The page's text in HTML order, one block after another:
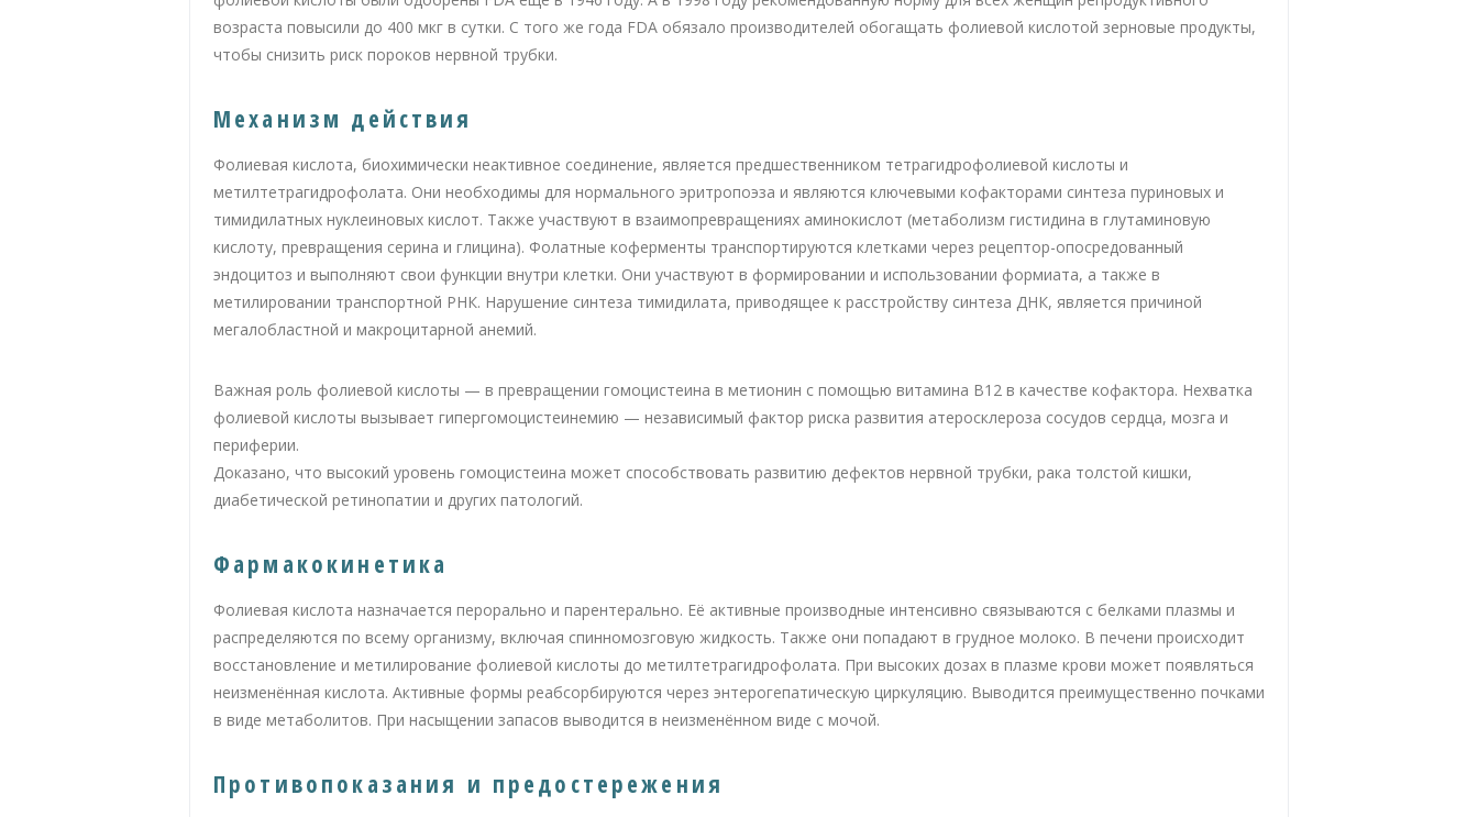
возраста повысили до 400 мкг в сутки. С того же года FDA обязало производителей обогащать фолиевой кислотой зерновые продукты,
чтобы снизить риск пороков нервной трубки.
Механизм действия
Фолиевая кислота, биохимически неактивное соединение, является предшественником тетрагидрофолиевой кислоты и
метилтетрагидрофолата. Они необходимы для нормального эритропоэза и являются ключевыми кофакторами синтеза пуриновых и
тимидилатных нуклеиновых кислот. Также участвуют в взаимопревращениях аминокислот (метаболизм гистидина в глутаминовую
кислоту, превращения серина и глицина). Фолатные коферменты транспортируются клетками через рецептор-опосредованный
эндоцитоз и выполняют свои функции внутри клетки. Они участвуют в формировании и использовании формиата, а также в
метилировании транспортной РНК. Нарушение синтеза тимидилата, приводящее к расстройству синтеза ДНК, является причиной
мегалобластной и макроцитарной анемий.
Важная роль фолиевой кислоты — в превращении гомоцистеина в метионин с помощью витамина В12 в качестве кофактора. Нехватка
фолиевой кислоты вызывает гипергомоцистеинемию — независимый фактор риска развития атеросклероза сосудов сердца, мозга и
периферии.
Доказано, что высокий уровень гомоцистеина может способствовать развитию дефектов нервной трубки, рака толстой кишки,
диабетической ретинопатии и других патологий.
Фармакокинетика
Фолиевая кислота назначается перорально и парентерально. Её активные производные интенсивно связываются с белками плазмы и
распределяются по всему организму, включая спинномозговую жидкость. Также они попадают в грудное молоко. В печени происходит
восстановление и метилирование фолиевой кислоты до метилтетрагидрофолата. При высоких дозах в плазме крови может появляться
неизменённая кислота. Активные формы реабсорбируются через энтерогепатическую циркуляцию. Выводится преимущественно почками
в виде метаболитов. При насыщении запасов выводится в неизменённом виде с мочой.
Противопоказания и предостережения